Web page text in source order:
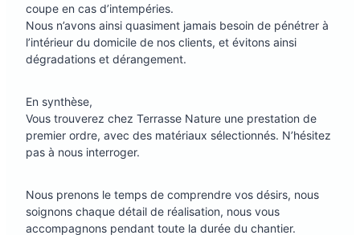
coupe en cas d’intempéries.
Nous n’avons ainsi quasiment jamais besoin de pénétrer à
l’intérieur du domicile de nos clients, et évitons ainsi
dégradations et dérangement.
En synthèse,
Vous trouverez chez Terrasse Nature une prestation de
premier ordre, avec des matériaux sélectionnés. N’hésitez
pas à nous interroger.
Nous prenons le temps de comprendre vos désirs, nous
soignons chaque détail de réalisation, nous vous
accompagnons pendant toute la durée du chantier.